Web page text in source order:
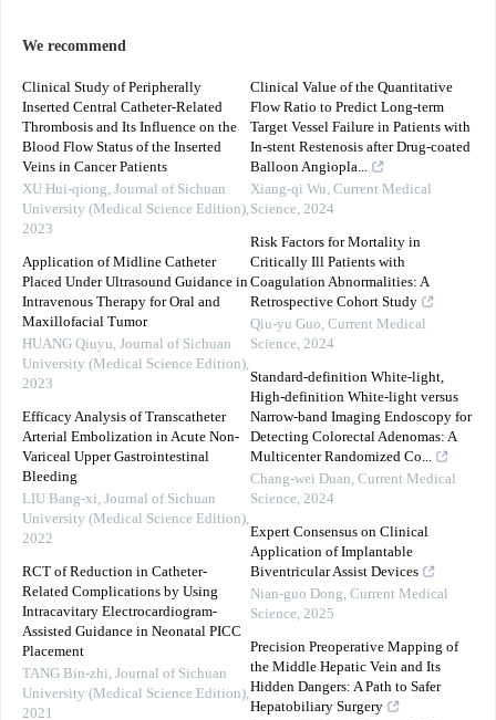
We recommend
Clinical Study of Peripherally
Inserted Central Catheter-Related
Thrombosis and Its Influence on the
Blood Flow Status of the Inserted
Veins in Cancer Patients
XU Hui-qiong, Journal of Sichuan
University (Medical Science Edition),
2023
Application of Midline Catheter
Placed Under Ultrasound Guidance in
Intravenous Therapy for Oral and
Maxillofacial Tumor
HUANG Qiuyu, Journal of Sichuan
University (Medical Science Edition),
2023
Efficacy Analysis of Transcatheter
Arterial Embolization in Acute Non-
Variceal Upper Gastrointestinal
Bleeding
LIU Bang-xi, Journal of Sichuan
University (Medical Science Edition),
2022
RCT of Reduction in Catheter-
Related Complications by Using
Intracavitary Electrocardiogram-
Assisted Guidance in Neonatal PICC
Placement
TANG Bin-zhi, Journal of Sichuan
University (Medical Science Edition),
2021
Clinical Value of the Quantitative
Flow Ratio to Predict Long-term
Target Vessel Failure in Patients with
In-stent Restenosis after Drug-coated
Balloon Angiopla...
Xiang-qi Wu, Current Medical
Science, 2024
Risk Factors for Mortality in
Critically Ill Patients with
Coagulation Abnormalities: A
Retrospective Cohort Study
Qiu-yu Guo, Current Medical
Science, 2024
Standard-definition White-light,
High-definition White-light versus
Narrow-band Imaging Endoscopy for
Detecting Colorectal Adenomas: A
Multicenter Randomized Co...
Chang-wei Duan, Current Medical
Science, 2024
Expert Consensus on Clinical
Application of Implantable
Biventricular Assist Devices
Nian-guo Dong, Current Medical
Science, 2025
Precision Preoperative Mapping of
the Middle Hepatic Vein and Its
Hidden Dangers: A Path to Safer
Hepatobiliary Surgery